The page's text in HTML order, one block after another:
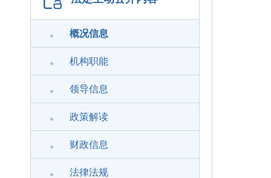
概况信息
机构职能
领导信息
政策解读
财政信息
法律法规